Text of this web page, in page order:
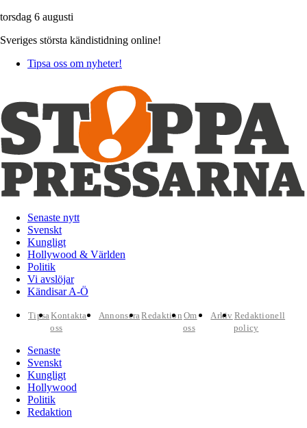
torsdag 6 augusti
Sveriges största kändistidning online!
Tipsa oss om nyheter!
Senaste nytt
Svenskt
Kungligt
Hollywood & Världen
Politik
Vi avslöjar
Kändisar A-Ö
TipsaKontakta
oss
AnnonseraRedaktion Om
oss
Arkiv Redaktionell
policy
Senaste
Svenskt
Kungligt
Hollywood
Politik
Redaktion